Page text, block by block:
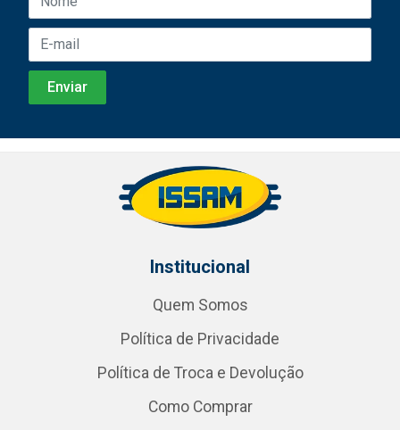
Institucional
Quem Somos
Política de Privacidade
Política de Troca e Devolução
Como Comprar